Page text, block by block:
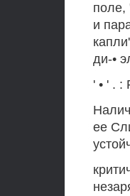
поле,
и
ди-•
' • ' . :
ее